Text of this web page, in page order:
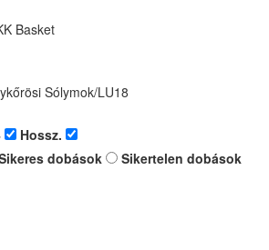
Basket
Sólymok/LU18
Hossz.
dobások Sikertelen dobások